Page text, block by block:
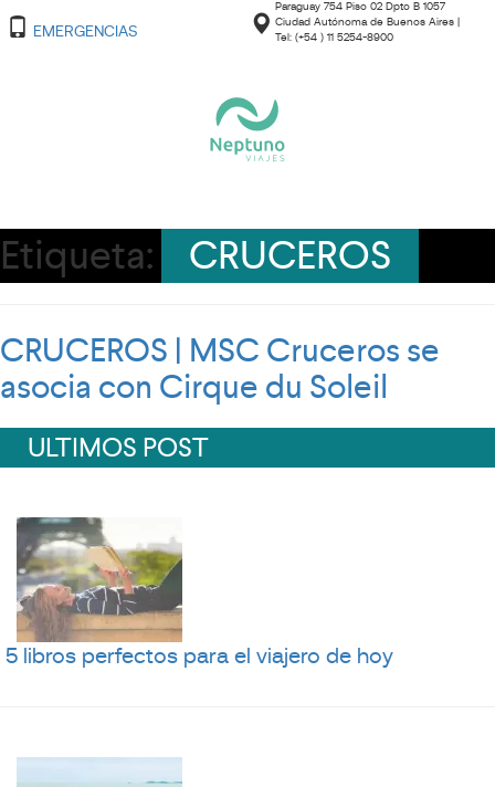
EMERGENCIAS
Paraguay 754 Piso 02 Dpto B 1057
Ciudad Autónoma de Buenos Aires |
Tel: (+54 ) 11 5254-8900
Etiqueta: CRUCEROS
CRUCEROS | MSC Cruceros se
asocia con Cirque du Soleil
ULTIMOS POST
5 libros perfectos para el viajero de hoy